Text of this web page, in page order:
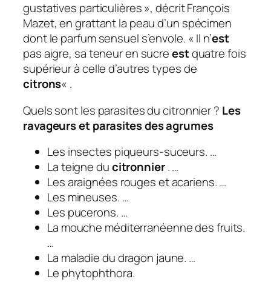
gustatives particulières », décrit François
Mazet, en grattant la peau d’un spécimen
dont le parfum sensuel s’envole. « Il n’est
pas aigre, sa teneur en sucreestquatre fois
supérieur à celle d’autres types de
citrons« .
Quels sont les parasites du citronnier ? Les
ravageurs etparasitesdes agrumes
Les insectes piqueurs-suceurs. …
La teigne ducitronnier. …
Les araignées rouges et acariens. …
Les mineuses. …
Les pucerons. …
La mouche méditerranéenne des fruits.
…
La maladie du dragon jaune. …
Le phytophthora.